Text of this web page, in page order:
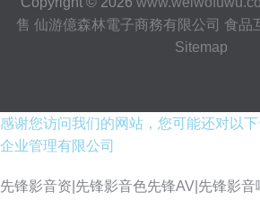
售 仙游億森林電子商務有限公司 食品
Sitemap
感谢您访问我们的网站，您可能还对以
企业管理有限公司
先锋影音资|先锋影音色先锋AV|先锋影音